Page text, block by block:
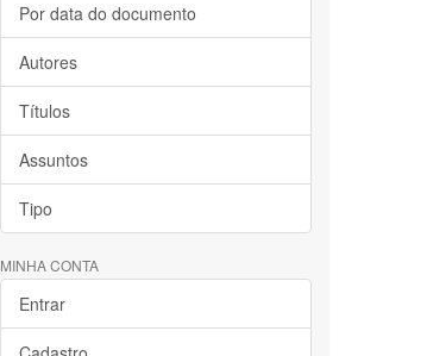
Por data do documento
Autores
Títulos
Assuntos
Tipo
MINHA CONTA
Entrar